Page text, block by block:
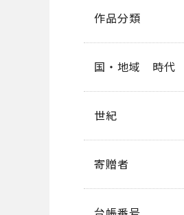
作品分類
国・地域 時代
世紀
寄贈者